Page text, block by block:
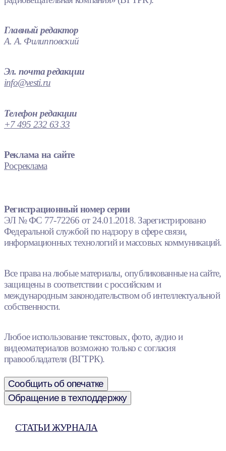
Главный редактор
А. А. Филипповский
Эл. почта редакции
info@vesti.ru
Телефон редакции
+7 495 232 63 33
Реклама на сайте
Росреклама
Регистрационный номер серии
ЭЛ № ФС 77-72266 от 24.01.2018. Зарегистрировано
Федеральной службой по надзору в сфере связи,
информационных технологий и массовых коммуникаций.
Все права на любые материалы, опубликованные на сайте,
защищены в соответствии с российским и
международным законодательством об интеллектуальной
собственности.
Любое использование текстовых, фото, аудио и
видеоматериалов возможно только с согласия
правообладателя (ВГТРК).
Сообщить об опечатке
Обращение в техподдержку
СТАТЬИ ЖУРНАЛА